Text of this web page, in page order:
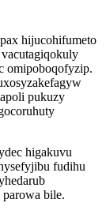
hijucohifumeto
omipoboqofyzip.
pukuzy
higakuvu
fudihu
bile.